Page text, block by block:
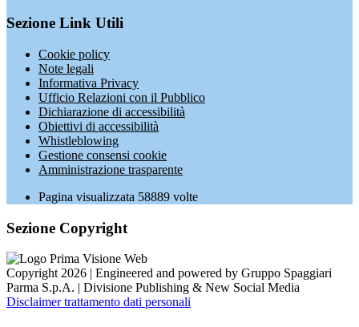
Sezione Link Utili
Cookie policy
Note legali
Informativa Privacy
Ufficio Relazioni con il Pubblico
Dichiarazione di accessibilità
Obiettivi di accessibilità
Whistleblowing
Gestione consensi cookie
Amministrazione trasparente
Pagina visualizzata 58889 volte
Sezione Copyright
Copyright 2026 | Engineered and powered by Gruppo Spaggiari
Parma S.p.A. | Divisione Publishing & New Social Media
Disclaimer trattamento dati personali